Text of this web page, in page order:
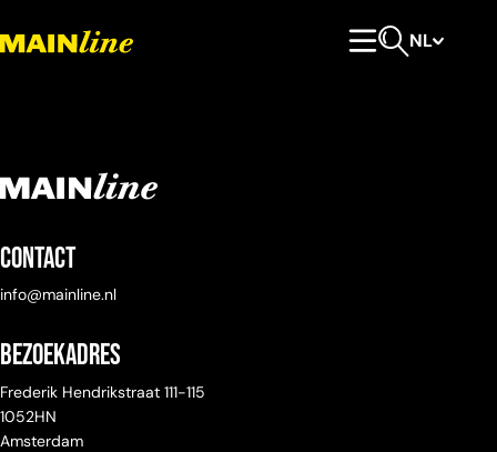
NL
Contact
info@mainline.nl
Bezoekadres
Frederik Hendrikstraat 111-115
1052HN
Amsterdam